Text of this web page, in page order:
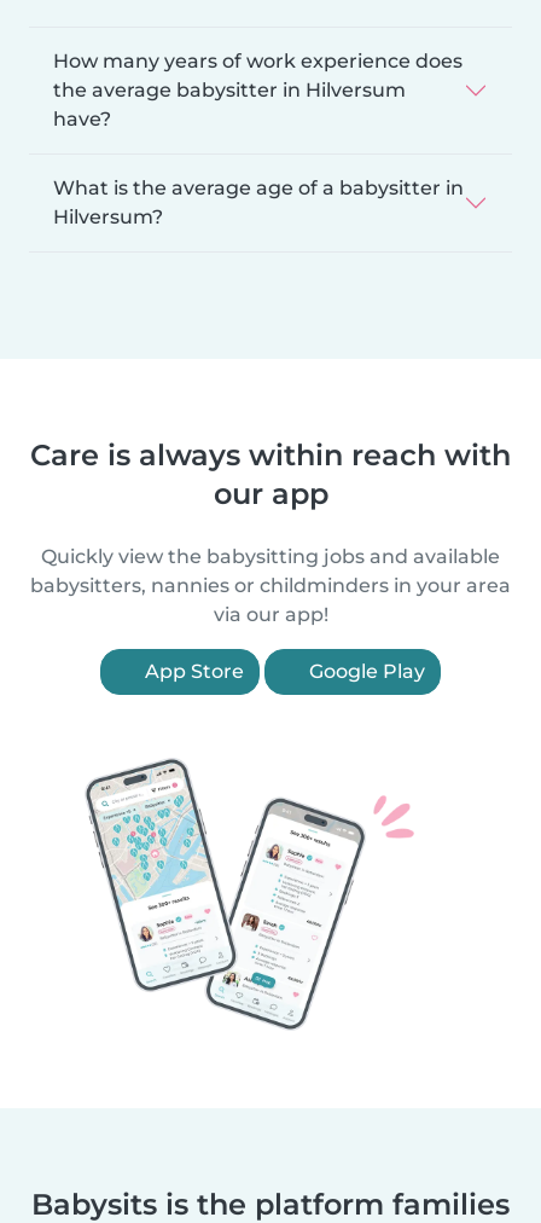
How many years of work experience does
the average babysitter in Hilversum
have?
What is the average age of a babysitter in
Hilversum?
Care is always within reach with
our app
Quickly view the babysitting jobs and available
babysitters, nannies or childminders in your area
via our app!
App Store Google Play
Babysits is the platform families